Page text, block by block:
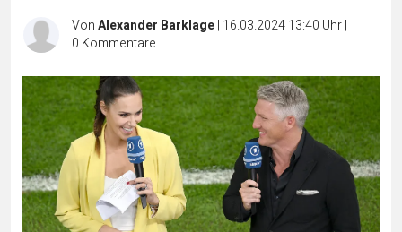
VonAlexander Barklage| 16.03.2024 13:40 Uhr|
0 Kommentare